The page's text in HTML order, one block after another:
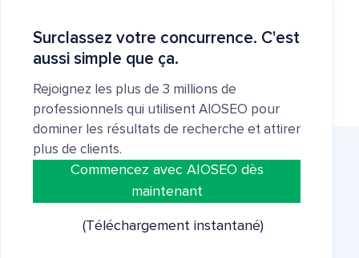
Surclassez votre concurrence. C'est
aussi simple que ça.
Rejoignez les plus de 3 millions de
professionnels qui utilisent AIOSEO pour
dominer les résultats de recherche et attirer
plus de clients.
Commencez avec AIOSEO dès
maintenant
(Téléchargement instantané)